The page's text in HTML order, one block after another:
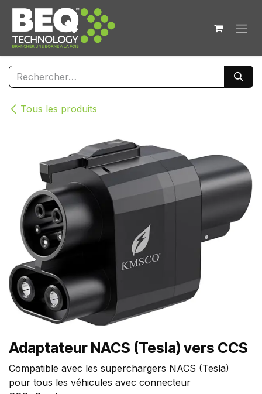
Se rendre au contenu
Tous les produits
Adaptateur NACS (Tesla) vers CCS
Compatible avec les superchargers NACS (Tesla)
pour tous les véhicules avec connecteur